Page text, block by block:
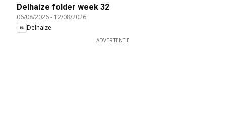
Delhaize folder week 32
06/08/2026- 12/08/2026
Delhaize
ADVERTENTIE